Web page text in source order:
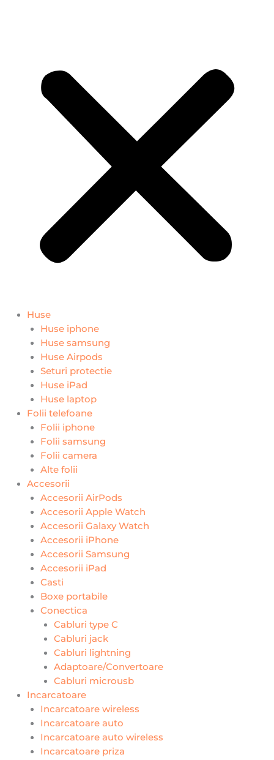
Huse
Huse iphone
Huse samsung
Huse Airpods
Seturi protectie
Huse iPad
Huse laptop
Folii telefoane
Folii iphone
Folii samsung
Folii camera
Alte folii
Accesorii
Accesorii AirPods
Accesorii Apple Watch
Accesorii Galaxy Watch
Accesorii iPhone
Accesorii Samsung
Accesorii iPad
Casti
Boxe portabile
Conectica
Cabluri type C
Cabluri jack
Cabluri lightning
Adaptoare/Convertoare
Cabluri microusb
Incarcatoare
Incarcatoare wireless
Incarcatoare auto
Incarcatoare auto wireless
Incarcatoare priza